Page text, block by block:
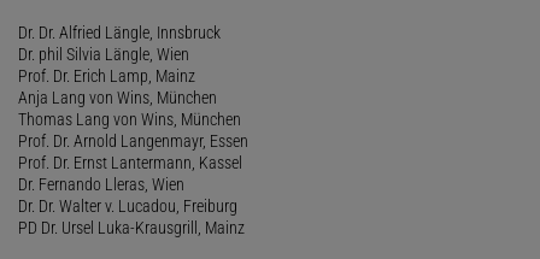
Dr. Dr. Alfried Längle, Innsbruck
Dr. phil Silvia Längle, Wien
Prof. Dr. Erich Lamp, Mainz
Anja Lang von Wins, München
Thomas Lang von Wins, München
Prof. Dr. Arnold Langenmayr, Essen
Prof. Dr. Ernst Lantermann, Kassel
Dr. Fernando Lleras, Wien
Dr. Dr. Walter v. Lucadou, Freiburg
PD Dr. Ursel Luka-Krausgrill, Mainz